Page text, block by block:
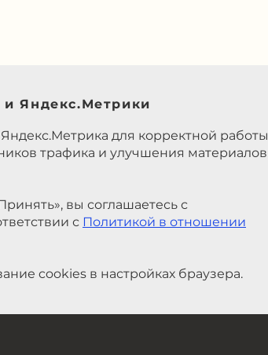
Яндекс.Метрики
для корректной работы
трафика и улучшения материалов
вы соглашаетесь с
с Политикой в отношении
cookies в настройках браузера.